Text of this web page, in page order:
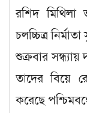
রশিদ
চলচ্চিত্র
শুক্রবার
তাদের বিয়ে
করেছে